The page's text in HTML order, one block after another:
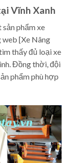
Vĩnh Xanh
phẩm xe
[Xe Nâng
thấy đủ loại xe
Đồng thời, đội
phẩm phù hợp